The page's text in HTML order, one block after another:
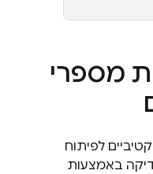
מספרי
לפיתוח
באמצעות